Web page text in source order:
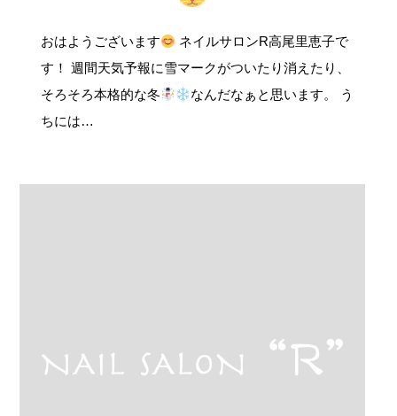
おはようございます
ネイルサロンR高尾里恵子で
す！ 週間天気予報に雪マークがついたり消えたり、
そろそろ本格的な冬
なんだなぁと思います。 う
ちには…